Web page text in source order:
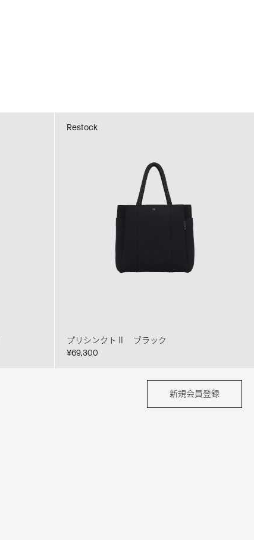
プリシンクトⅡ ブラック
¥69,300
Restock
新規会員登録